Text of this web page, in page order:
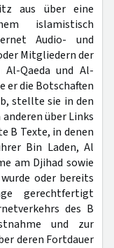
aus über eine
islamistisch
Audio- und
Mitgliedern der
Al-Qaeda und Al-
er die Botschaften
stellte sie in den
über Links
B Texte, in denen
Bin Laden, Al
am Djihad sowie
oder bereits
gerechtfertigt
des B
und zur
deren Fortdauer